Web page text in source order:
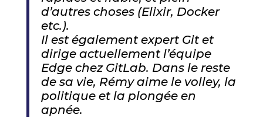
d’autres choses (Elixir, Docker
etc.).
Il est également expert Git et
dirige actuellement l’équipe
Edge chez GitLab. Dans le reste
de sa vie, Rémy aime le volley, la
politique et la plongée en
apnée.